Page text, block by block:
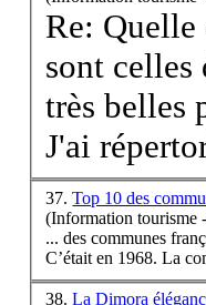
Re: Quelle
sont celles
très belles
J'ai
37.Top 10 des
(Information tourisme
... des communes
C’était en 1968. La
38.La Dimora